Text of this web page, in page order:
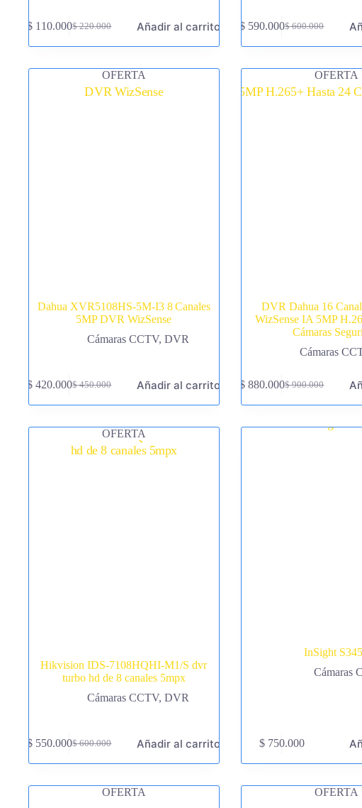
$220.000
El
precio
era:
$ 220.000.
$ 110.000El
precio
es:
$ 110.000.
Añadir al carrito $600.000
El
precio
era:
$ 600.000.
$ 590.000El
precio
es:
$ 590.000.
OFERTA
Dahua XVR5108HS-5M-I3 8 Canales
5MP DVR WizSense
Cámaras CCTV, DVR
$450.000
El
precio
era:
$ 450.000.
$ 420.000El
precio
es:
$ 420.000.
Añadir al carrito
OFERTA
DVR Dahua 16
WizSense IA 5MP
Cámaras
Cámaras
$900.000
El
precio
era:
$ 880.000El
precio
es:
OFERTA
Hikvision IDS-7108HQHI-M1/S dvr
turbo hd de 8 canales 5mpx
Cámaras CCTV, DVR
$600.000
El
precio
era:
$ 600.000.
$ 550.000El
precio
es:
$ 550.000.
Añadir al carrito
InSight
Cámaras
$750.000
OFERTA OFERTA